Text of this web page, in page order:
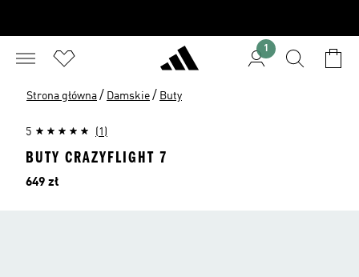
1
Strona główna / Damskie / Buty
5 (1)
BUTY CRAZYFLIGHT 7
Cena
649 zł